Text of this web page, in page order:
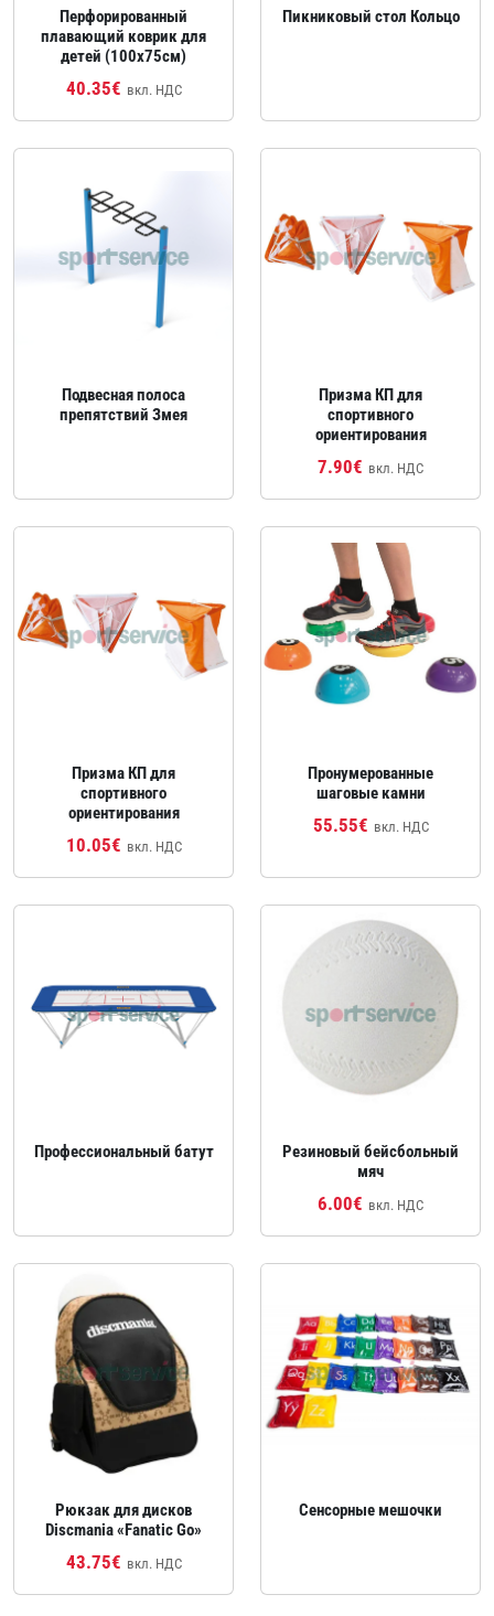
Перфорированный
плавающий коврик для
детей (100x75см)
40.35€ вкл. НДС
Пикниковый стол Кольцо
Подвесная полоса
препятствий Змея
Призма КП для
спортивного
ориентирования
7.90€ вкл. НДС
Призма КП для
спортивного
ориентирования
10.05€ вкл. НДС
Пронумерованные
шаговые камни
55.55€ вкл. НДС
Профессиональный батут
Резиновый бейсбольный
мяч
6.00€ вкл. НДС
Рюкзак для дисков
Discmania «Fanatic Go»
43.75€ вкл. НДС
Сенсорные мешочки